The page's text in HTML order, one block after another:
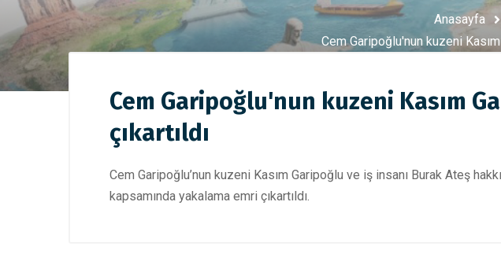
Anasayfa
Cem Garipoğlu'nun kuzeni
Cem Garipoğlu'nun kuzeni Kasım
çıkartıldı
Cem Garipoğlu’nun kuzeni Kasım Garipoğlu ve iş insanı Burak Ateş
kapsamında yakalama emri çıkartıldı.